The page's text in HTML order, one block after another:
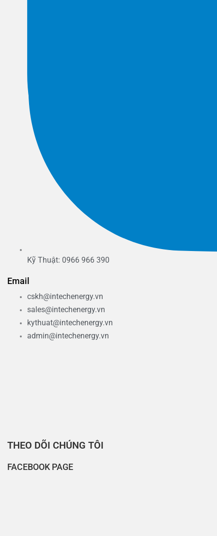
Kỹ Thuật: 0966 966 390
Email
cskh@intechenergy.vn
sales@intechenergy.vn
kythuat@intechenergy.vn
admin@intechenergy.vn
THEO DÕI CHÚNG TÔI
FACEBOOK PAGE